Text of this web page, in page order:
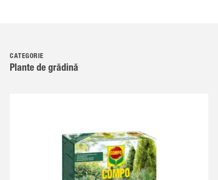
CATEGORIE
Plante de grădină